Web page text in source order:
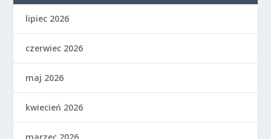
lipiec 2026
czerwiec 2026
maj 2026
kwiecień 2026